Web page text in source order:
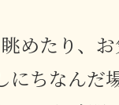
めたり、
にちなんだ